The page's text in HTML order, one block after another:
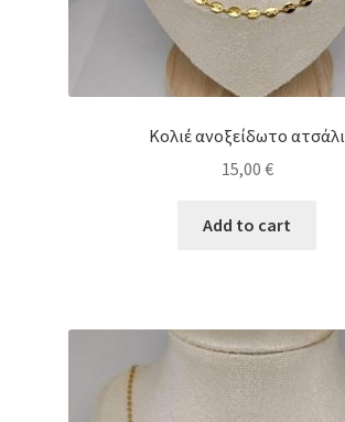
Κολιέ ανοξείδωτο ατσάλι
15,00 €
Add to cart